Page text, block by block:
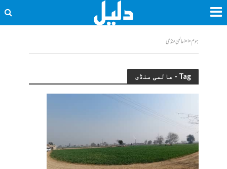
ہوم<<عالمی منڈی
Tag - عالمی منڈی